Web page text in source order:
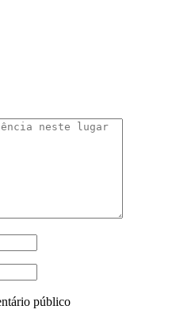
público